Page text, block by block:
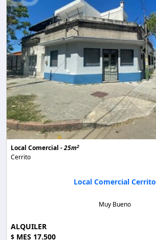
Local Comercial -25m2
Cerrito
Local Comercial Cerrito
Muy Bueno
ALQUILER
$ MES 17.500